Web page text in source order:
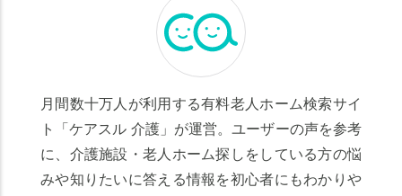
月間数十万人が利用する有料老人ホーム検索サイ
ト「ケアスル 介護」が運営。ユーザーの声を参考
に、介護施設・老人ホーム探しをしている方の悩
みや知りたいに答える情報を初心者にもわかりや